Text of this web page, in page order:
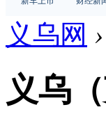
义乌网 ›
义乌